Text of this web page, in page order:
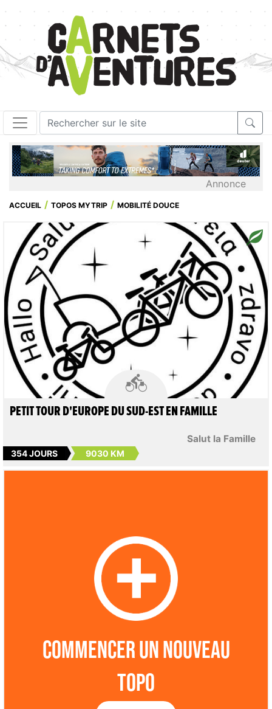
Annonce
ACCUEIL TOPOS MYTRIP MOBILITÉ DOUCE

Salut la Famille
PETIT TOUR D'EUROPE DU SUD-EST EN FAMILLE
354 JOURS 9030 KM
Commencer un nouveau
topo